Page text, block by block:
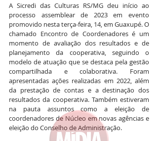
A Sicredi das Culturas RS/MG deu início ao
processo assemblear de 2023 em evento
promovido nesta terça-feira, 14, em Guaxupé. O
chamado Encontro de Coordenadores é um
momento de avaliação dos resultados e de
planejamento da cooperativa, seguindo o
modelo de atuação que se destaca pela gestão
compartilhada e colaborativa. Foram
apresentadas ações realizadas em 2022, além
da prestação de contas e a destinação dos
resultados da cooperativa. Também estiveram
na pauta assuntos como a eleição de
coordenadores de Núcleo em novas agências e
eleição do Conselho de Administração.